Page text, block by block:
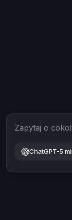
Zapytaj o
ChatGPT-5